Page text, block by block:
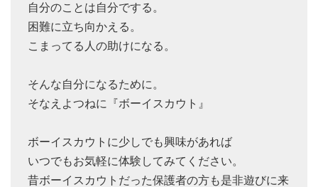
自分のことは自分でする。
困難に立ち向かえる。
こまってる人の助けになる。
そんな自分になるために。
そなえよつねに『ボーイスカウト』
ボーイスカウトに少しでも興味があれば
いつでもお気軽に体験してみてください。
昔ボーイスカウトだった保護者の方も是非遊びに来